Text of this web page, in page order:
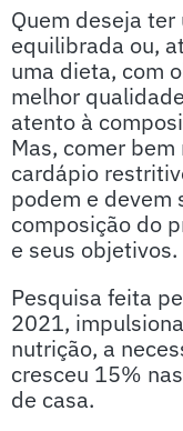
Quem deseja
equilibrada ou,
uma dieta, com
melhor
atento à
Mas, comer
cardápio
podem e devem
composição do
e seus objetivos.
Pesquisa feita
2021,
nutrição, a
cresceu 15%
de casa.